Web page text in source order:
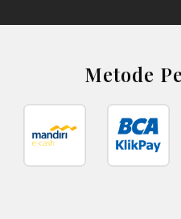
Metode